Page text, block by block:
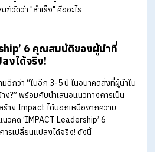
ว เพราะการพัฒนาคน คือหัวใจของการพั
Leadership เพื่อสร้าง
จ